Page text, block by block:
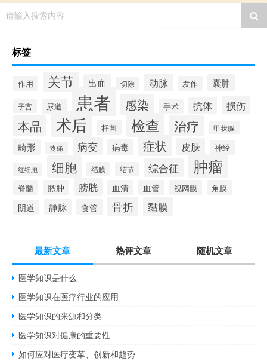
请输入搜索内容
标签
作用 关节 出血 切除 动脉 发作 囊肿
子宫 尿道 患者 感染 手术 抗体 损伤
本品 术后 杆菌 检查 治疗 甲状腺
畸形 疼痛 病变 病毒 症状 皮肤 神经
红细胞 细胞 结膜 结节 综合征 肿瘤
脊髓 脓肿 膀胱 血清 血管 视网膜 角膜
阴道 静脉 食管 骨折 黏膜
最新文章 热评文章 随机文章
医学知识是什么
医学知识在医疗行业的应用
医学知识的来源和分类
医学知识对健康的重要性
如何应对医疗变革、创新和趋势